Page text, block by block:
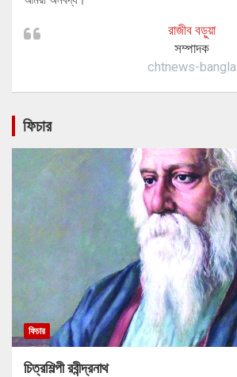
রাজীব বড়ুয়া
সম্পাদক
chtnews-bangla
ফিচার
ফিচার
চিত্রশিল্পী রবীন্দ্রনাথ